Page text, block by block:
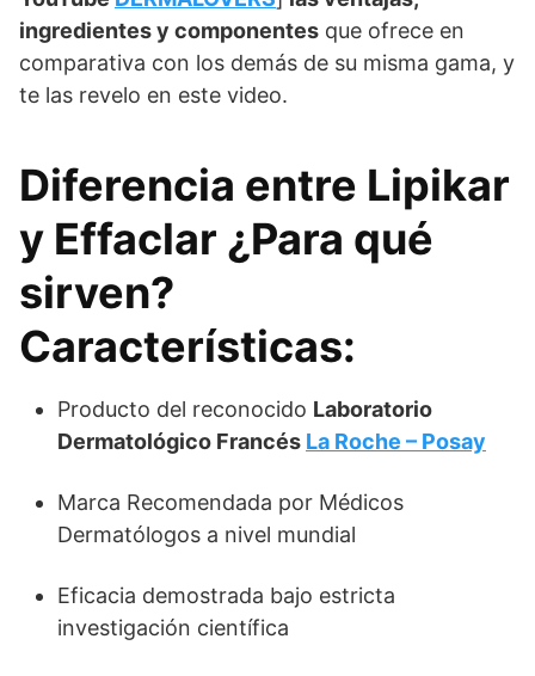
ingredientes y componentes que ofrece en
comparativa con los demás de su misma gama, y
te las revelo en este video.
Diferencia entre Lipikar
y Effaclar ¿Para qué
sirven?
Características:
Producto del reconocido Laboratorio
Dermatológico Francés La Roche – Posay
Marca Recomendada por Médicos
Dermatólogos a nivel mundial
Eficacia demostrada bajo estricta
investigación científica